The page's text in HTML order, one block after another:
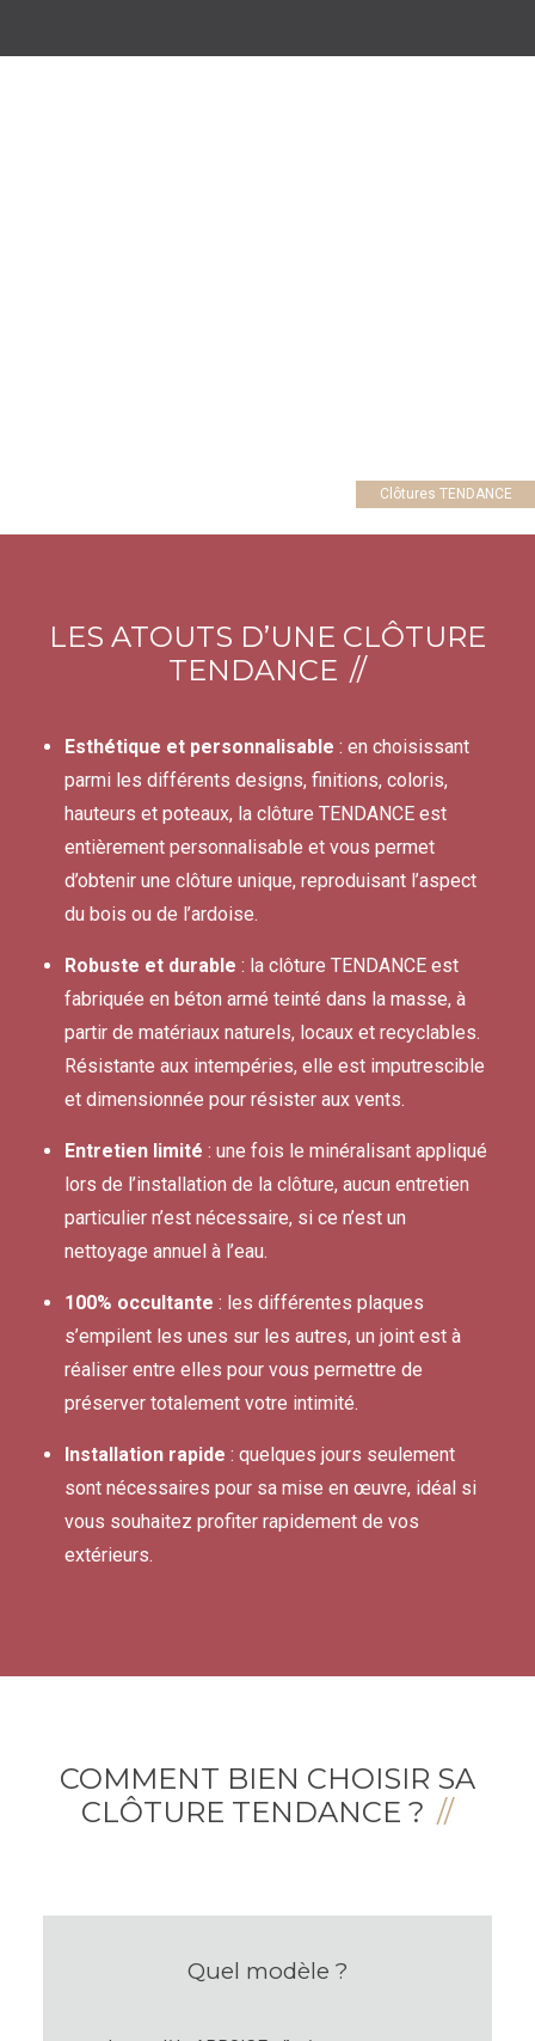
Clôtures TENDANCE
LES ATOUTS D’UNE CLÔTURE
TENDANCE
Esthétique et personnalisable : en choisissant
parmi les différents designs, finitions, coloris,
hauteurs et poteaux, la clôture TENDANCE est
entièrement personnalisable et vous permet
d’obtenir une clôture unique, reproduisant l’aspect
du bois ou de l’ardoise.
Robuste et durable : la clôture TENDANCE est
fabriquée en béton armé teinté dans la masse, à
partir de matériaux naturels, locaux et recyclables.
Résistante aux intempéries, elle est imputrescible
et dimensionnée pour résister aux vents.
Entretien limité : une fois le minéralisant appliqué
lors de l’installation de la clôture, aucun entretien
particulier n’est nécessaire, si ce n’est un
nettoyage annuel à l’eau.
100% occultante : les différentes plaques
s’empilent les unes sur les autres, un joint est à
réaliser entre elles pour vous permettre de
préserver totalement votre intimité.
Installation rapide : quelques jours seulement
sont nécessaires pour sa mise en œuvre, idéal si
vous souhaitez profiter rapidement de vos
extérieurs.
COMMENT BIEN CHOISIR SA
CLÔTURE TENDANCE ?
Quel modèle ?